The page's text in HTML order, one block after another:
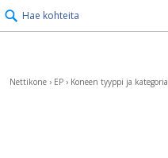
Hae kohteita
Nettikone › EP › Koneen tyyppi ja kategoria